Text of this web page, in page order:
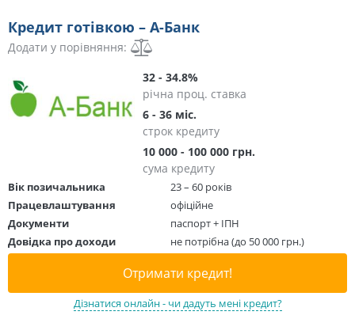
Кредит готівкою – А-Банк
Додати у порівняння:
32 - 34.8%
річна проц. ставка
6 - 36 міс.
строк кредиту
10 000 - 100 000 грн.
сума кредиту
Вік позичальника
23 – 60 років
Працевлаштування
офіційне
Документи
паспорт + ІПН
Довідка про доходи
не потрібна (до 50 000 грн.)
Отримати кредит!
Дізнатися онлайн - чи дадуть мені кредит?